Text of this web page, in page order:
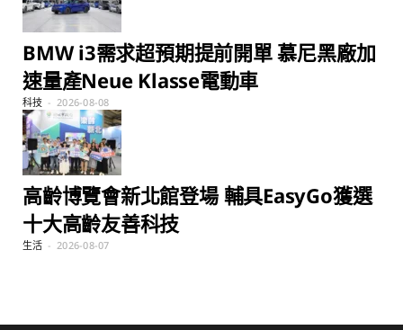
BMW i3需求超預期提前開單 慕尼黑廠加
速量產Neue Klasse電動車
科技 2026-08-08
高齡博覽會新北館登場 輔具EasyGo獲選
十大高齡友善科技
生活 2026-08-07